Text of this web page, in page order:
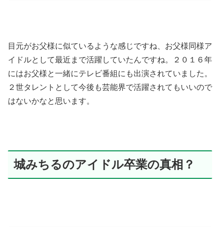
目元がお父様に似ているような感じですね、お父様同様ア
イドルとして最近まで活躍していたんですね。２０１６年
にはお父様と一緒にテレビ番組にも出演されていました。
２世タレントとして今後も芸能界で活躍されてもいいので
はないかなと思います。
城みちるのアイドル卒業の真相？